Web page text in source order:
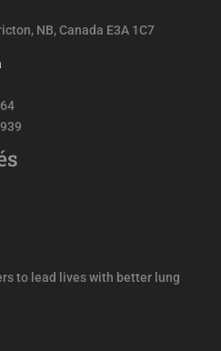
NB, Canada E3A 1C7
to lead lives with better lung